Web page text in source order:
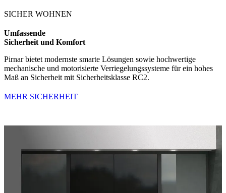
SICHER WOHNEN
Umfassende
Sicherheit und Komfort
Pirnar bietet modernste smarte Lösungen sowie hochwertige
mechanische und motorisierte Verriegelungssysteme für ein hohes
Maß an Sicherheit mit Sicherheitsklasse RC2.
MEHR SICHERHEIT